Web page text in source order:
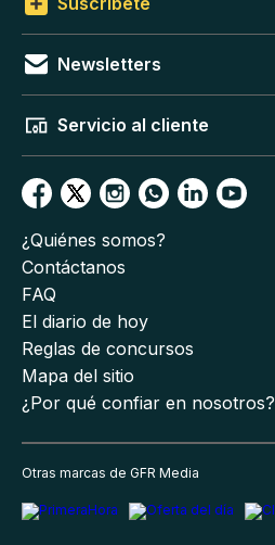
Newsletters
Servicio al cliente
¿Quiénes somos?
Contáctanos
FAQ
El diario de hoy
Reglas de concursos
Mapa del sitio
¿Por qué confiar en nosotros?
Otras marcas de GFR Media